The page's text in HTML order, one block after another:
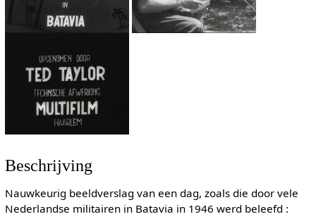
Beschrijving
Nauwkeurig beeldverslag van een dag, zoals die door vele
Nederlandse militairen in Batavia in 1946 werd beleefd :